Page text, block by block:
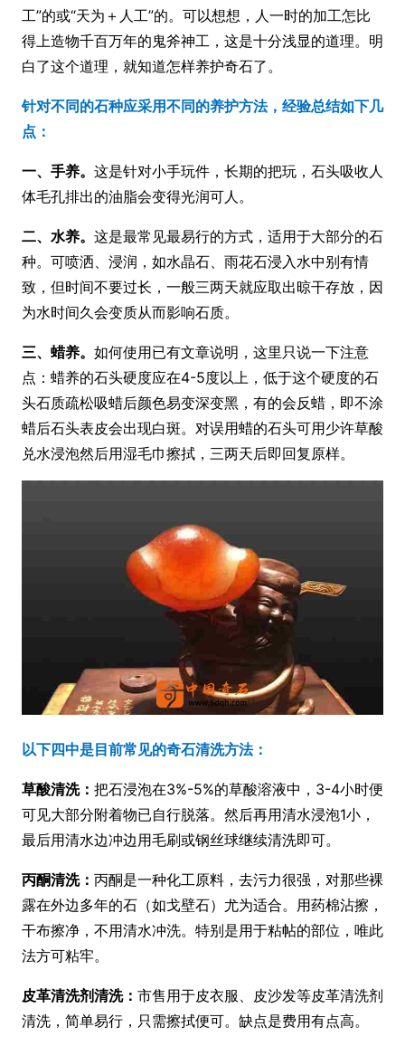
工”的或“天为＋人工”的。可以想想，人一时的加工怎比
得上造物千百万年的鬼斧神工，这是十分浅显的道理。明
白了这个道理，就知道怎样养护奇石了。
针对不同的石种应采用不同的养护方法，经验总结如下几
点：
一、手养。 这是针对小手玩件，长期的把玩，石头吸收人
体毛孔排出的油脂会变得光润可人。
二、水养。 这是最常见最易行的方式，适用于大部分的石
种。可喷洒、浸润，如水晶石、雨花石浸入水中别有情
致，但时间不要过长，一般三两天就应取出晾干存放，因
为水时间久会变质从而影响石质。
三、蜡养。 如何使用已有文章说明，这里只说一下注意
点：蜡养的石头硬度应在4-5度以上，低于这个硬度的石
头石质疏松吸蜡后颜色易变深变黑，有的会反蜡，即不涂
蜡后石头表皮会出现白斑。对误用蜡的石头可用少许草酸
兑水浸泡然后用湿毛巾擦拭，三两天后即回复原样。
以下四中是目前常见的奇石清洗方法：
草酸清洗： 把石浸泡在3%-5%的草酸溶液中，3-4小时便
可见大部分附着物已自行脱落。然后再用清水浸泡1小，
最后用清水边冲边用毛刷或钢丝球继续清洗即可。
丙酮清洗： 丙酮是一种化工原料，去污力很强，对那些裸
露在外边多年的石（如戈壁石）尤为适合。用药棉沾擦，
干布擦净，不用清水冲洗。特别是用于粘帖的部位，唯此
法方可粘牢。
皮革清洗剂清洗： 市售用于皮衣服、皮沙发等皮革清洗剂
清洗，简单易行，只需擦拭便可。缺点是费用有点高。